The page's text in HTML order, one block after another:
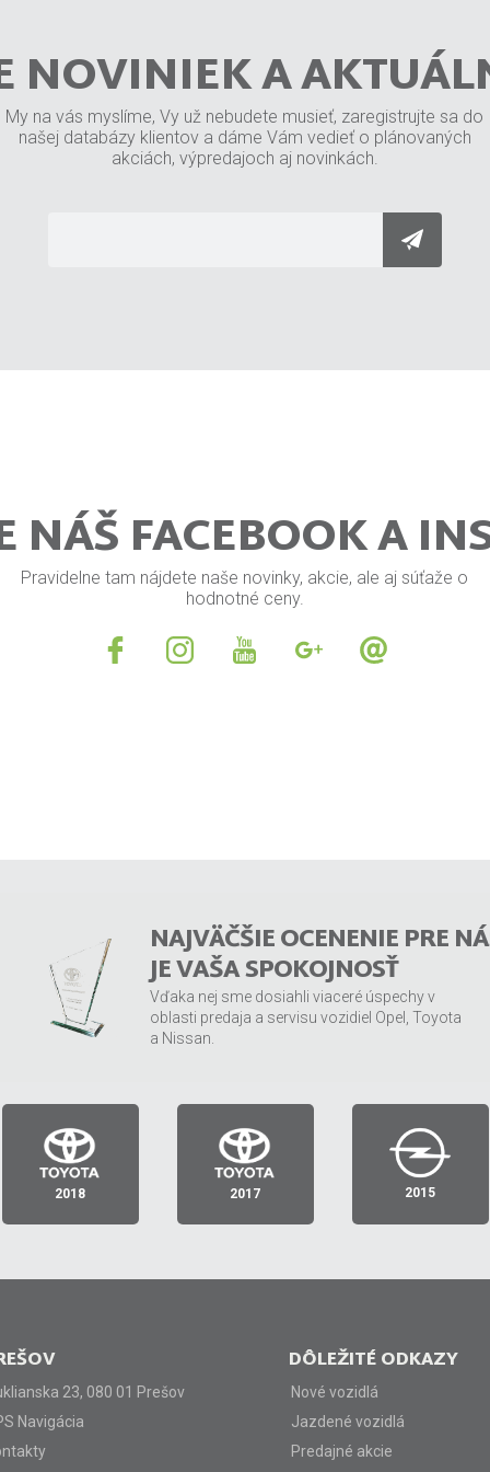
NOVINIEK A
My na vás myslíme, Vy už nebudete musieť, zaregistrujte sa do
našej databázy klientov a dáme Vám vedieť o plánovaných
akciách, výpredajoch aj novinkách.
NÁŠ FACEBOOK A
Pravidelne tam nájdete naše novinky, akcie, ale aj súťaže o
hodnotné ceny.
NAJVÄČŠIE OCENENIE PRE
JE VAŠA SPOKOJNOSŤ
Vďaka nej sme dosiahli viaceré úspechy v
oblasti predaja a servisu vozidiel Opel, Toyota
a Nissan.
2018
MEDZIROČNÝ
NÁRAST
PREDAJA
1. miesto Slovenská
republika
2017
ZÁKAZNÍCKA
RETENCIA
1. miesto Slovenská
republika
2015
TRHOVÝ
PODIEL
1. miesto Slovenská
republika
23, 080 01 Prešov
Navigácia
DÔLEŽITÉ ODKAZY
Nové vozidlá
Jazdené vozidlá
Predajné akcie